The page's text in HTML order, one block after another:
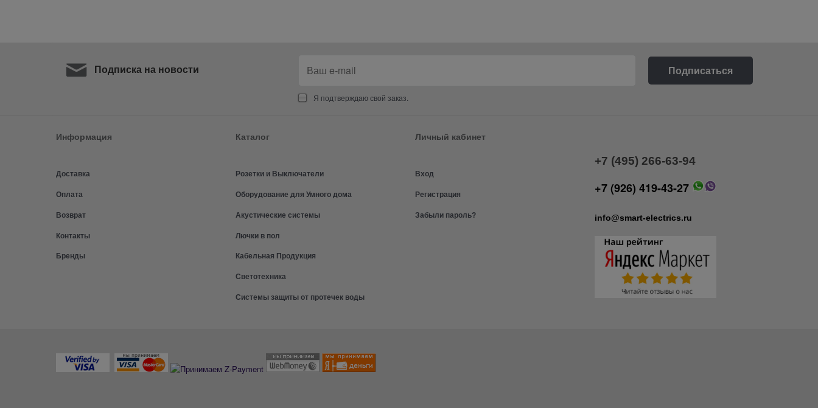
Подписка на новости
Я подтверждаю свой заказ.
Информация
Доставка
Оплата
Возврат
Контакты
Бренды
Каталог
Розетки и Выключатели
Оборудование для Умного дома
Акустические системы
Лючки в пол
Кабельная Продукция
Светотехника
Системы защиты от протечек воды
Личный кабинет
Вход
Регистрация
Забыли пароль?
+7 (495) 266-63-94
+7 (926) 419-43-27
info@smart-electrics.ru